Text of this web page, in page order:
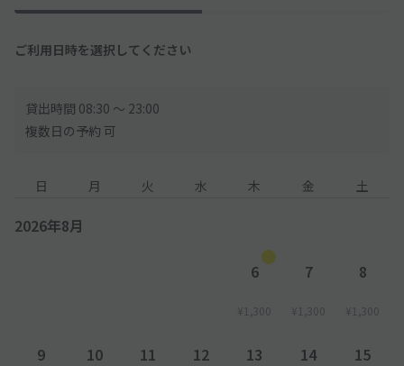
ご利用日時を選択してください
貸出時間 08:30 〜 23:00
複数日の予約 可
日 月 火 水 木 金 土
2026年8月
6
¥1,300
7
¥1,300
8
¥1,300
9 10 11 12 13 14 15